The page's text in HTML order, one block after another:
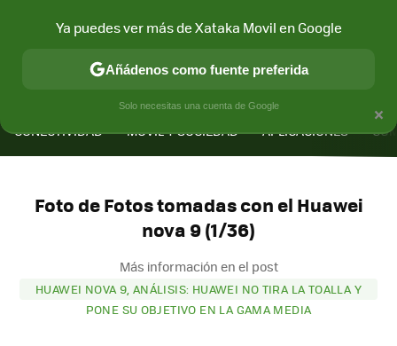
CONECTIVIDAD MÓVIL Y SOCIEDAD APLICACIONES
Foto de Fotos tomadas con el Huawei
nova 9 (1/36)
Más información en el post
HUAWEI NOVA 9, ANÁLISIS: HUAWEI NO TIRA LA TOALLA Y
PONE SU OBJETIVO EN LA GAMA MEDIA
×
Ya puedes ver más de Xataka Movil en Google
Añádenos como fuente preferida
Solo necesitas una cuenta de Google